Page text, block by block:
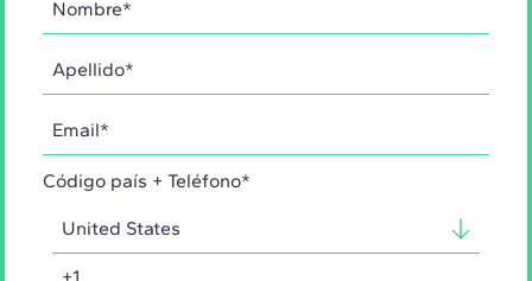
Código país + Teléfono*